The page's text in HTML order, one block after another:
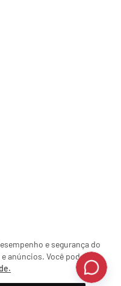
e segurança do
anúncios. Você pode